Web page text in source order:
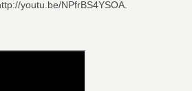
youtu.be/NPfrBS4YSOA.